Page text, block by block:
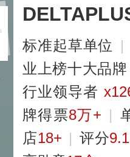
标准起草单位
|
业上榜十大品牌
行业领导者
牌得票8万+ |
店18+ | 评分9.1